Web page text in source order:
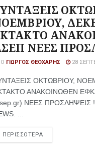
ΝΕΕΣ
ΓΙΏΡΓΟΣ ΘΕΟΧΆΡΗΣ 28
ΟΚΤΩΒΡΙΟΥ,
ΑΝΑΚΟΙΝΩΘΕΝ
ΝΕΕΣ ΠΡΟΣΛΗΨΕΙΣ ! -
...
ΠΕΡΙΣΣΟΤΕΡΑ